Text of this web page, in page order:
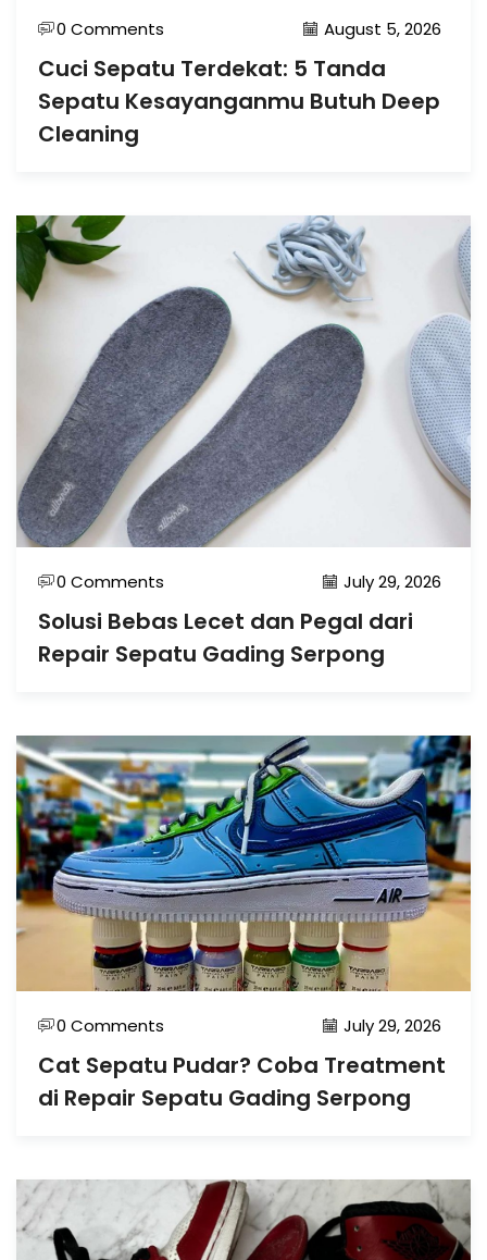
August 5, 2026
0 Comments
Cuci Sepatu Terdekat: 5 Tanda
Sepatu Kesayanganmu Butuh Deep
Cleaning
July 29, 2026
0 Comments
Solusi Bebas Lecet dan Pegal dari
Repair Sepatu Gading Serpong
July 29, 2026
0 Comments
Cat Sepatu Pudar? Coba Treatment
di Repair Sepatu Gading Serpong